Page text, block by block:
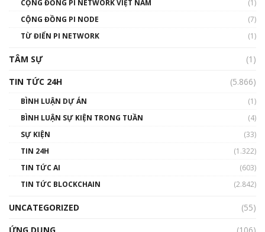
CỘNG ĐỒNG PI NETWORK VIỆT NAM
(1)
CỘNG ĐỒNG PI NODE
(7)
TỪ ĐIỂN PI NETWORK
(1)
TÂM SỰ
(1)
TIN TỨC 24H
(5.866)
BÌNH LUẬN DỰ ÁN
(1)
BÌNH LUẬN SỰ KIỆN TRONG TUẦN
(4)
SỰ KIỆN
(33)
TIN 24H
(1.322)
TIN TỨC AI
(603)
TIN TỨC BLOCKCHAIN
(2.842)
UNCATEGORIZED
(55)